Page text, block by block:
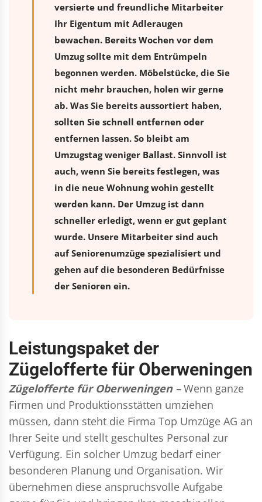
versierte und freundliche Mitarbeiter
Ihr Eigentum mit Adleraugen
bewachen. Bereits Wochen vor dem
Umzug sollte mit dem Entrümpeln
begonnen werden. Möbelstücke, die Sie
nicht mehr brauchen, holen wir gerne
ab. Was Sie bereits aussortiert haben,
sollten Sie schnell entfernen oder
entfernen lassen. So bleibt am
Umzugstag weniger Ballast. Sinnvoll ist
auch, wenn Sie bereits festlegen, was
in die neue Wohnung wohin gestellt
werden kann. Der Umzug ist dann
schneller erledigt, wenn er gut geplant
wurde. Unsere Mitarbeiter sind auch
auf Seniorenumzüge spezialisiert und
gehen auf die besonderen Bedürfnisse
der Senioren ein.
Leistungspaket der
Zügelofferte für Oberweningen
Zügelofferte für Oberweningen – Wenn ganze
Firmen und Produktionsstätten umziehen
müssen, dann steht die Firma Top Umzüge AG an
Ihrer Seite und stellt geschultes Personal zur
Verfügung. Ein solcher Umzug bedarf einer
besonderen Planung und Organisation. Wir
übernehmen diese anspruchsvolle Aufgabe